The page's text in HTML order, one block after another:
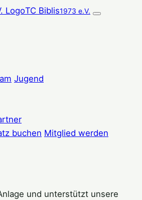
TC Biblis1973 e.V.
Jugend
buchen Mitglied werden
und unterstützt unsere